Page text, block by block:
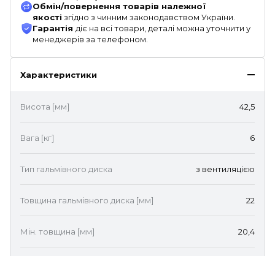
Обмін/повернення товарів належної
якості згідно з чинним законодавством України.
Гарантія діє на всі товари, деталі можна уточнити у
менеджерів за телефоном.
Характеристики
Висота [мм] 42,5
Вага [кг] 6
Тип гальмівного диска з вентиляцією
Товщина гальмівного диска [мм] 22
Мін. товщина [мм] 20,4